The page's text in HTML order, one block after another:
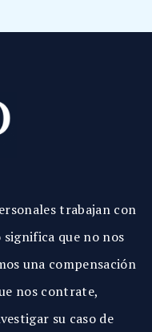
trabajan con
que no nos
una compensación
nos contrate,
su caso de